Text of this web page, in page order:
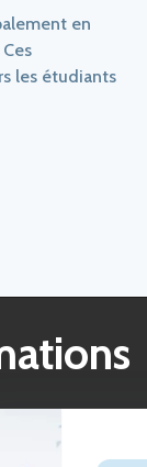
en
les étudiants